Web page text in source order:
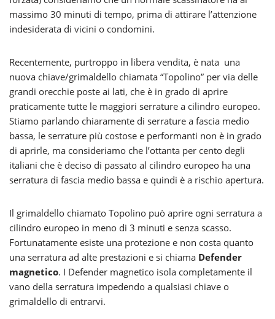
massimo 30 minuti di tempo, prima di attirare l’attenzione
indesiderata di vicini o condomini.
Recentemente, purtroppo in libera vendita, è nata una
nuova chiave/grimaldello chiamata “Topolino” per via delle
grandi orecchie poste ai lati, che è in grado di aprire
praticamente tutte le maggiori serrature a cilindro europeo.
Stiamo parlando chiaramente di serrature a fascia medio
bassa, le serrature più costose e performanti non è in grado
di aprirle, ma consideriamo che l’ottanta per cento degli
italiani che è deciso di passato al cilindro europeo ha una
serratura di fascia medio bassa e quindi è a rischio apertura.
Il grimaldello chiamato Topolino può aprire ogni serratura a
cilindro europeo in meno di 3 minuti e senza scasso.
Fortunatamente esiste una protezione e non costa quanto
una serratura ad alte prestazioni e si chiama Defender
magnetico. I Defender magnetico isola completamente il
vano della serratura impedendo a qualsiasi chiave o
grimaldello di entrarvi.